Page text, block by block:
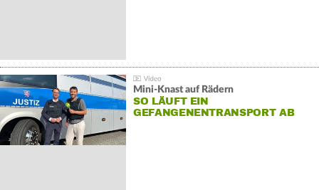
Mini-Knast auf Rädern
SO LÄUFT EIN
GEFANGENENTRANSPORT AB